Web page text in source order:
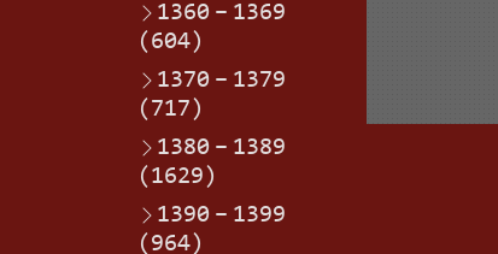
1360 – 1369
(604)
1370 – 1379
(717)
1380 – 1389
(1629)
1390 – 1399
(964)